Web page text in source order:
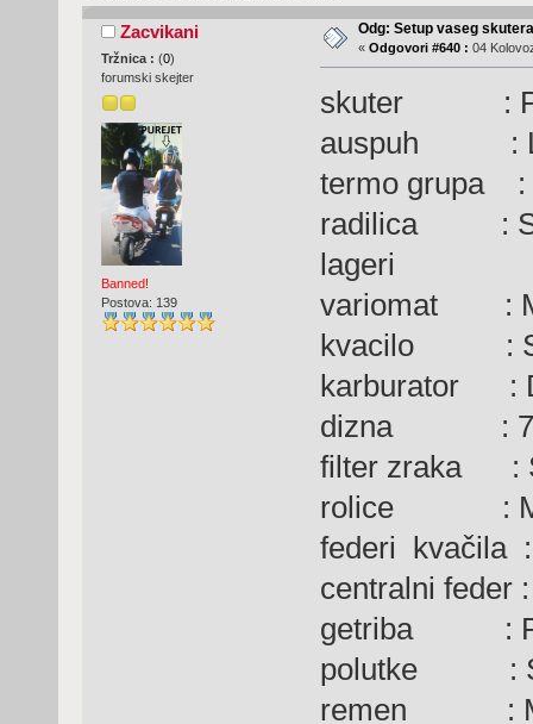
Zacvikani
Tržnica : (0)
forumski skejter
Banned!
Postova: 139
Odg: Setup vaseg skutera
« Odgovori #640 : 04
skuter :
auspuh :
termo grupa :
radilica :
lageri
variomat :
kvacilo :
karburator :
dizna : 78
filter zraka :
rolice :
federi kvačila
centralni feder
getriba :
polutke :
remen :